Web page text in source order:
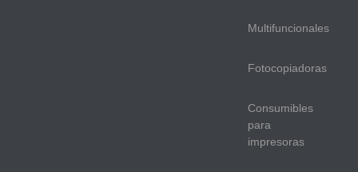
Multifuncionales
Fotocopiadoras
Consumibles
para
impresoras